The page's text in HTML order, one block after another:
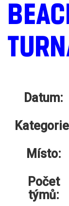
Datum:
Místo:
Počet
týmů: